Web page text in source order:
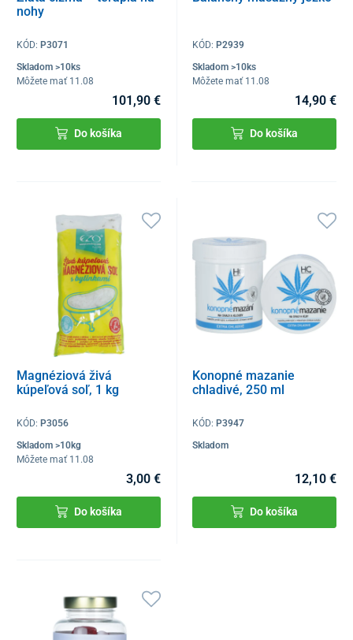
nohy
KÓD: P3071
Skladom >10ks
Môžete mať 11.08
101,90 €
Do košíka
KÓD:P2939
Skladom >10ks
Môžete mať 11.08
14,90 €
Do košíka
Magnéziová živá
kúpeľová soľ, 1 kg
KÓD: P3056
Skladom >10kg
Môžete mať 11.08
3,00 €
Do košíka
Konopné mazanie
chladivé, 250 ml
KÓD:P3947
Skladom
12,10 €
Do košíka